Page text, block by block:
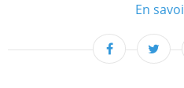
En